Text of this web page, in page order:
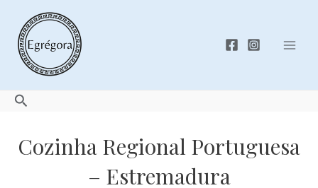
content
Search
Cozinha Regional Portuguesa
– Estremadura